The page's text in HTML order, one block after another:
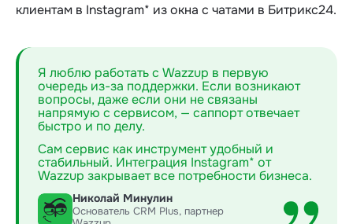
клиентам в Instagram* из окна с чатами в Битрикс24.
Я люблю работать с Wazzup в первую
очередь из-за поддержки. Если возникают
вопросы, даже если они не связаны
напрямую с сервисом, — саппорт отвечает
быстро и по делу.
Сам сервис как инструмент удобный и
стабильный. Интеграция Instagram* от
Wazzup закрывает все потребности бизнеса.
Николай Минулин
Основатель CRM Plus, партнер